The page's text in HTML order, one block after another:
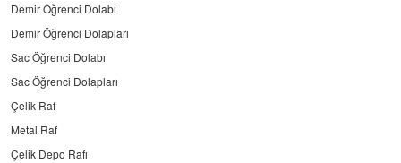
Demir Öğrenci Dolabı
Demir Öğrenci Dolapları
Sac Öğrenci Dolabı
Sac Öğrenci Dolapları
Çelik Raf
Metal Raf
Çelik Depo Rafı